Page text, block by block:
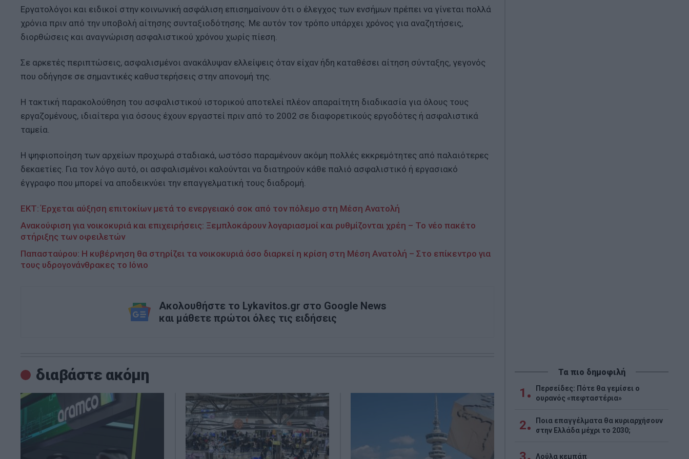
Εργατολόγοι και ειδικοί στην κοινωνική ασφάλιση επισημαίνουν ότι ο έλεγχος των ενσήμων πρέπει να γίνεται πολλά
χρόνια πριν από την υποβολή αίτησης συνταξιοδότησης. Με αυτόν τον τρόπο υπάρχει χρόνος για αναζητήσεις,
διορθώσεις και αναγνώριση ασφαλιστικού χρόνου χωρίς πίεση.
Σε αρκετές περιπτώσεις, ασφαλισμένοι ανακάλυψαν ελλείψεις όταν είχαν ήδη καταθέσει αίτηση σύνταξης, γεγονός
που οδήγησε σε σημαντικές καθυστερήσεις στην απονομή της.
Η τακτική παρακολούθηση του ασφαλιστικού ιστορικού αποτελεί πλέον απαραίτητη διαδικασία για όλους τους
εργαζομένους, ιδιαίτερα για όσους έχουν εργαστεί πριν από το 2002 σε διαφορετικούς εργοδότες ή ασφαλιστικά
ταμεία.
Η ψηφιοποίηση των αρχείων προχωρά σταδιακά, ωστόσο παραμένουν ακόμη πολλές εκκρεμότητες από παλαιότερες
δεκαετίες. Για τον λόγο αυτό, οι ασφαλισμένοι καλούνται να διατηρούν κάθε παλιό ασφαλιστικό ή εργασιακό
έγγραφο που μπορεί να αποδεικνύει την επαγγελματική τους διαδρομή.
ΕΚΤ: Έρχεται αύξηση επιτοκίων μετά το ενεργειακό σοκ από τον πόλεμο στη Μέση Ανατολή
Ανακούφιση για νοικοκυριά και επιχειρήσεις: Ξεμπλοκάρουν λογαριασμοί και ρυθμίζονται χρέη – Το νέο πακέτο
στήριξης των οφειλετών
Παπασταύρου: Η κυβέρνηση θα στηρίζει τα νοικοκυριά όσο διαρκεί η κρίση στη Μέση Ανατολή – Στο επίκεντρο για
τους υδρογονάνθρακες το Ιόνιο
Ακολουθήστε το Lykavitos.gr στο Google News
και μάθετε πρώτοι όλες τις ειδήσεις
διαβάστε ακόμη Τα πιο δημοφιλή
1
Περσείδες: Πότε θα γεμίσει ο
ουρανός «πεφταστέρια»
2
Ποια επαγγέλματα θα κυριαρχήσουν
στην Ελλάδα μέχρι το 2030;
Λούλα κεμπάπ